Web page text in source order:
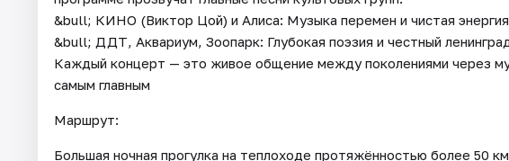
&bull; КИНО (Виктор Цой) и Алиса: Музыка перемен и чистая энергия
&bull; ДДТ, Аквариум, Зоопарк: Глубокая поэзия и честный
Каждый концерт — это живое общение между поколениями через
самым главным
Маршрут:
Большая ночная прогулка на теплоходе протяжённостью более 50